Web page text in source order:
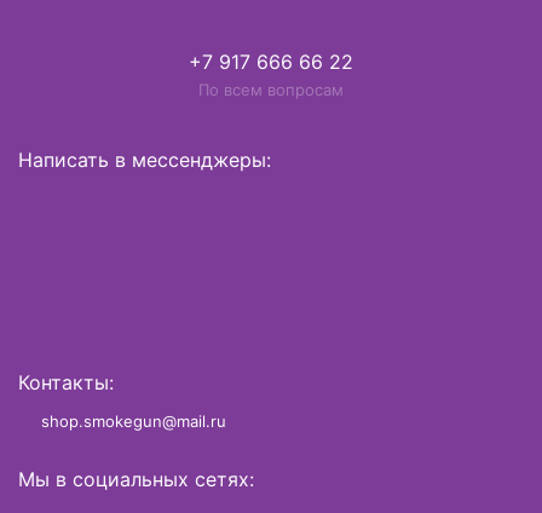
+7 917 666 66 22
По всем вопросам
Написать в мессенджеры:
Контакты:
shop.smokegun@mail.ru
Мы в социальных сетях: